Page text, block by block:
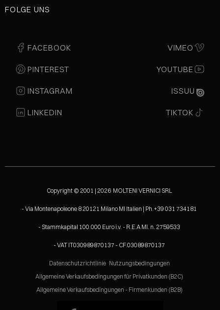
FOLGE UNS
FACEBOOK
PINTEREST
INSTAGRAM
LINKEDIN
VIMEO
YOUTUBE
ISSUU
TIKTOK
Copyright © 2001 | 2026 MOLTENI VERNICI SRL
- Via Montenapoleone 8 20121 Milano MI Italien | Ph.+39 031 734181
- Stammkapital 100.000 Euro i.v. - R.E.A MI. n. 2759533
- VAT IT030989870137 - CF.03089870137
Datenschutzrichtlinie Nutzungsbedingungen
Allgemeine Verkaufsbedingungen für Privatkunden (B2C)
Allgemeine Verkaufsbedingungen - Firmenkunden (B2B)